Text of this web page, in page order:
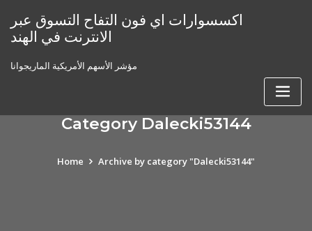
content
اكسسوارات اي فون التفاح التسوق عبر
الانترنت في الهند
مؤشر الأسهم الأمريكية الماريجوانا
Category Dalecki53144
Home Archive by category "Dalecki53144"